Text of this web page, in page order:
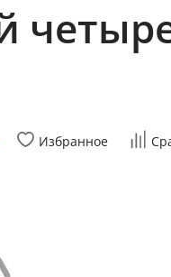
Избранное